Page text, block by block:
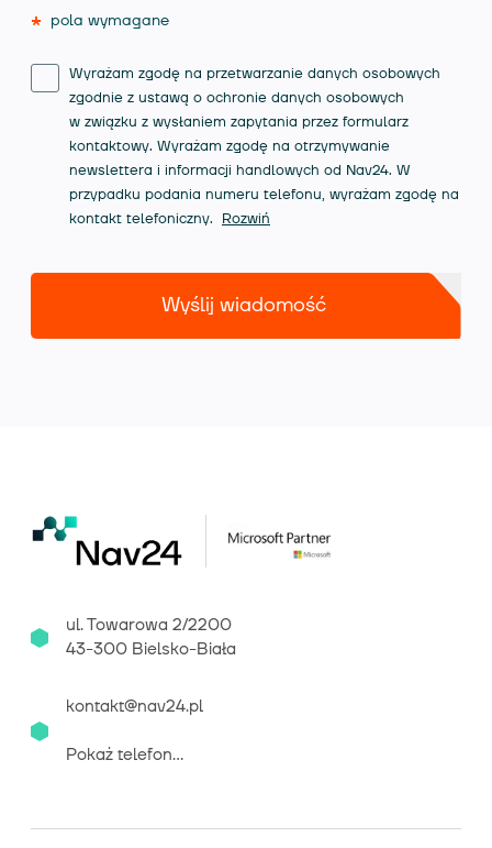
* pola wymagane
Wyrażam zgodę na przetwarzanie danych osobowych
zgodnie z ustawą o ochronie danych osobowych
w związku z wysłaniem zapytania przez formularz
kontaktowy. Wyrażam zgodę na otrzymywanie
newslettera i informacji handlowych od Nav24. W
przypadku podania numeru telefonu, wyrażam zgodę na
kontakt telefoniczny.
Rozwiń
Wyślij wiadomość
ul. Towarowa 2/2200
43-300 Bielsko-Biała
kontakt@nav24.pl
Pokaż telefon...